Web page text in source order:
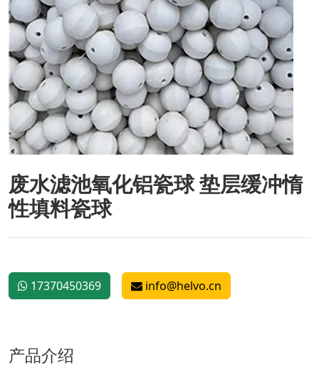
废水滤池氧化铝瓷球 垫层缓冲惰
性填料瓷球
17370450369 info@helvo.cn
产品介绍